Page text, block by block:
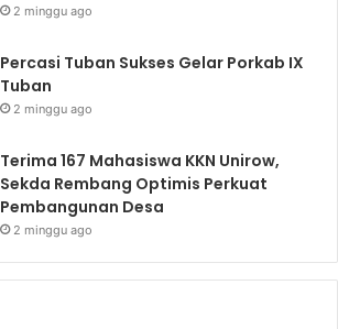
2 minggu ago
Percasi Tuban Sukses Gelar Porkab IX
Tuban
2 minggu ago
Terima 167 Mahasiswa KKN Unirow,
Sekda Rembang Optimis Perkuat
Pembangunan Desa
2 minggu ago